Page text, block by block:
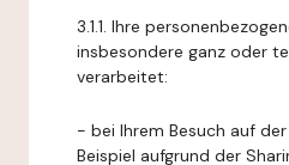
3.1.1. Ihre
insbesondere ganz oder
verarbeitet:
- bei Ihrem Besuch auf
Beispiel aufgrund der